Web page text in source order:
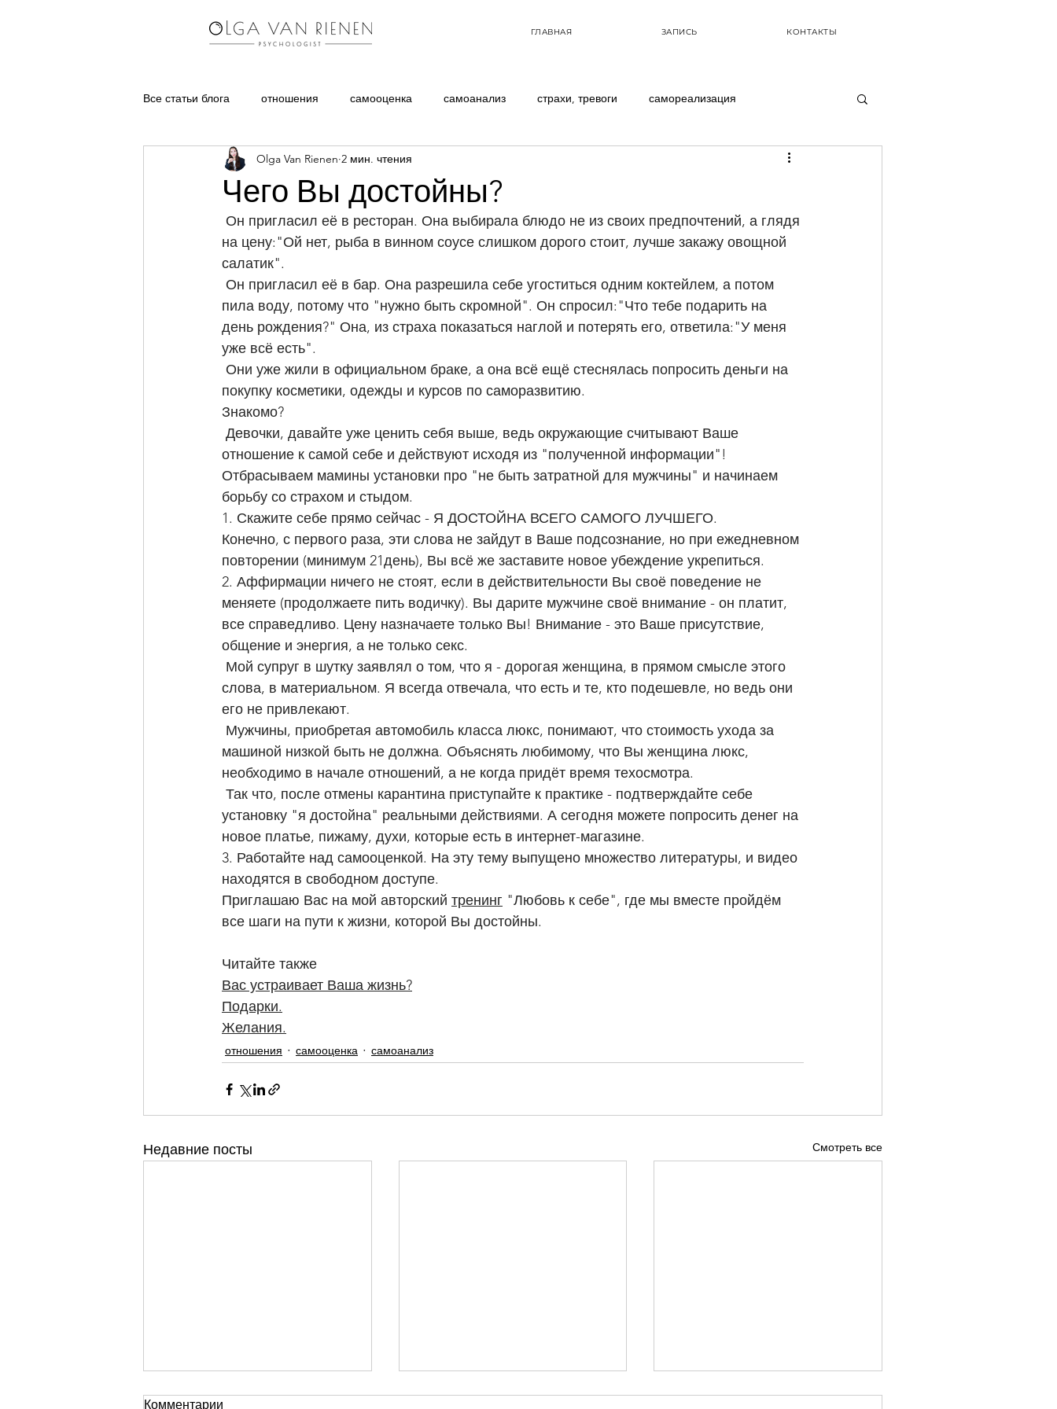
ГЛАВНАЯ ЗАПИСЬ КОНТАКТЫ
Все статьи блога отношения самооценка самоанализ страхи, тревоги самореализация
воспитание детей частые вопросы
Чего Вы достойны?
Olga Van Rienen 2 мин. чтения
на цену:"Ой нет, рыба в винном соусе слишком дорого стоит, лучше закажу овощной
салатик".
пила воду, потому что "нужно быть скромной". Он спросил:"Что тебе подарить на
день рождения?" Она, из страха показаться наглой и потерять его, ответила:"У меня
уже всё есть".
покупку косметики, одежды и курсов по саморазвитию.
Знакомо?
отношение к самой себе и действуют исходя из "полученной информации"!
Отбрасываем мамины установки про "не быть затратной для мужчины" и начинаем
борьбу со страхом и стыдом.
1. Скажите себе прямо сейчас - Я ДОСТОЙНА ВСЕГО САМОГО ЛУЧШЕГО.
Конечно, с первого раза, эти слова не зайдут в Ваше подсознание, но при ежедневном
повторении (минимум 21день), Вы всё же заставите новое убеждение укрепиться.
2. Аффирмации ничего не стоят, если в действительности Вы своё поведение не
меняете (продолжаете пить водичку). Вы дарите мужчине своё внимание - он платит,
все справедливо. Цену назначаете только Вы! Внимание - это Ваше присутствие,
общение и энергия, а не только секс.
слова, в материальном. Я всегда отвечала, что есть и те, кто подешевле, но ведь они
его не привлекают.
машиной низкой быть не должна. Объяснять любимому, что Вы женщина люкс,
необходимо в начале отношений, а не когда придёт время техосмотра.
установку "я достойна" реальными действиями. А сегодня можете попросить денег на
новое платье, пижаму, духи, которые есть в интернет-магазине.
3. Работайте над самооценкой. На эту тему выпущено множество литературы, и видео
находятся в свободном доступе.
Приглашаю Вас на мой авторский тренинг "Любовь к себе", где мы вместе пройдём
все шаги на пути к жизни, которой Вы достойны.
Читайте также
Вас устраивает Ваша жизнь?
Подарки.
Желания.
отношения самооценка самоанализ
Недавние посты Смотреть все
Комментарии